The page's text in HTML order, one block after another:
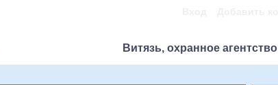
Витязь, охранное агентство